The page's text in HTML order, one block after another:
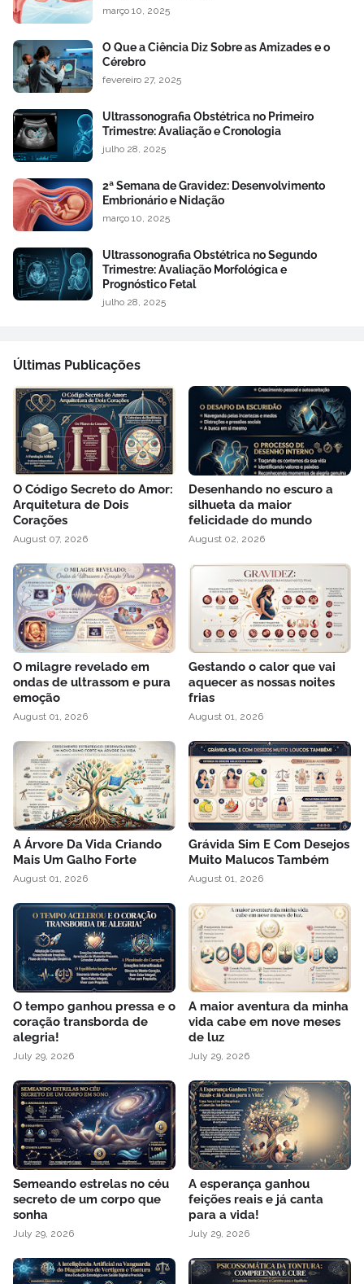
março 10, 2025
O Que a Ciência Diz Sobre as Amizades e o
Cérebro
fevereiro 27, 2025
Ultrassonografia Obstétrica no Primeiro
Trimestre: Avaliação e Cronologia
julho 28, 2025
2ª Semana de Gravidez: Desenvolvimento
Embrionário e Nidação
março 10, 2025
Ultrassonografia Obstétrica no Segundo
Trimestre: Avaliação Morfológica e
Prognóstico Fetal
julho 28, 2025
Últimas Publicações
O Código Secreto do Amor:
Arquitetura de Dois
Corações
August 07, 2026
Desenhando no escuro a
silhueta da maior
felicidade do mundo
August 02, 2026
O milagre revelado em
ondas de ultrassom e pura
emoção
August 01, 2026
Gestando o calor que vai
aquecer as nossas noites
frias
August 01, 2026
A Árvore Da Vida Criando
Mais Um Galho Forte
August 01, 2026
Grávida Sim E Com Desejos
Muito Malucos Também
August 01, 2026
O tempo ganhou pressa e o
coração transborda de
alegria!
July 29, 2026
A maior aventura da minha
vida cabe em nove meses
de luz
July 29, 2026
Semeando estrelas no céu
secreto de um corpo que
sonha
July 29, 2026
A esperança ganhou
feições reais e já canta
para a vida!
July 29, 2026